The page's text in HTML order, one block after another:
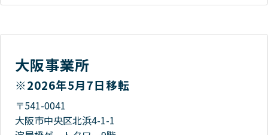
大阪事業所
※2026年5月7日移転
〒541-0041
大阪市中央区北浜4-1-1